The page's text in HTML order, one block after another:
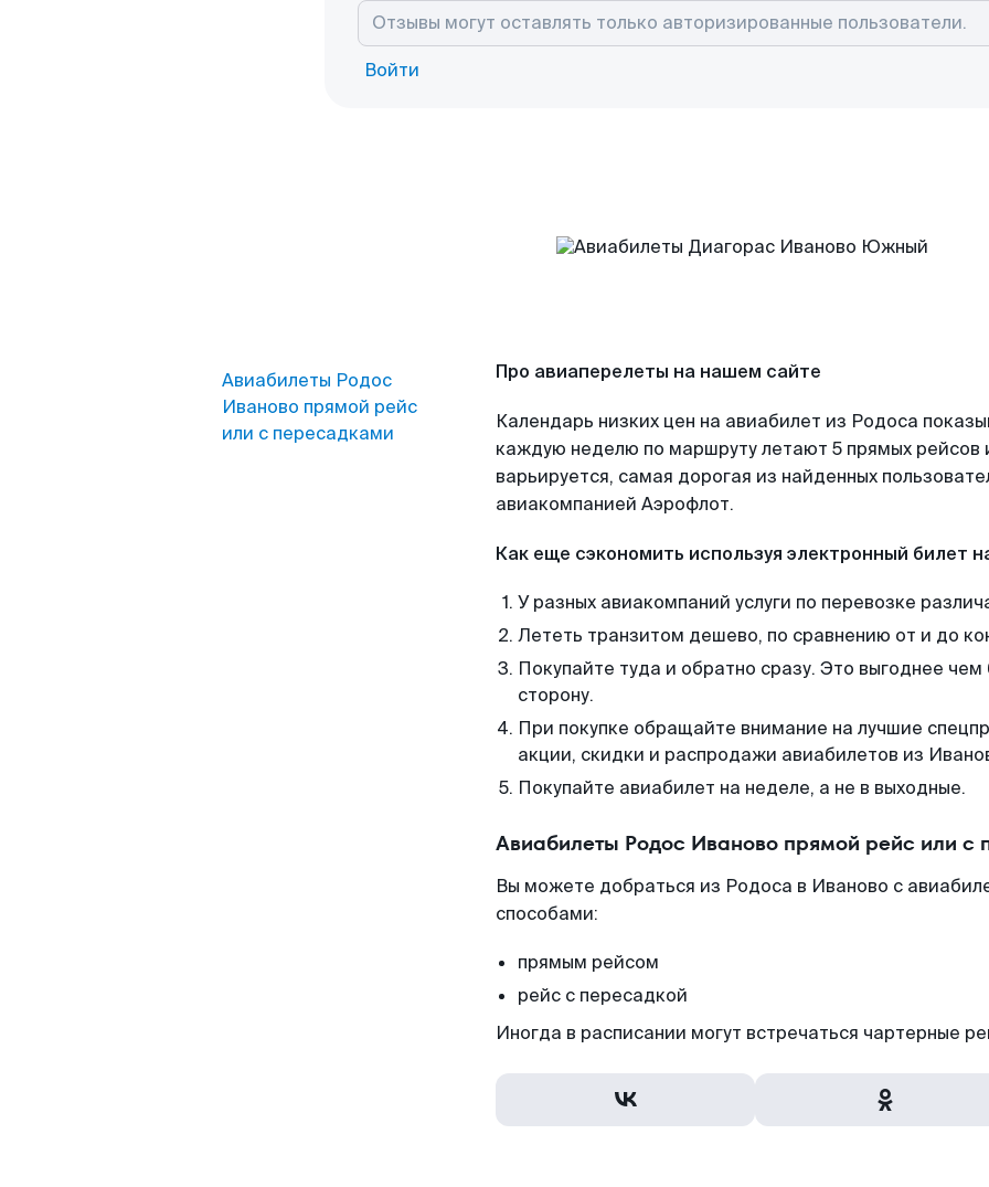
Войти
Авиабилеты Родос
Иваново прямой рейс
или с пересадками
Про авиаперелеты на нашем сайте
Календарь низких цен на авиабилет из Родоса
каждую неделю по маршруту летают 5 прямых рейсов
варьируется, самая дорогая из найденных
авиакомпанией Аэрофлот.
Как еще сэкономить используя электронный билет
У разных авиакомпаний услуги по перевозке
Лететь транзитом дешево, по сравнению от и до
Покупайте туда и обратно сразу. Это выгоднее
сторону.
При покупке обращайте внимание на лучшие
акции, скидки и распродажи авиабилетов из
Покупайте авиабилет на неделе, а не в выходные.
Авиабилеты Родос Иваново прямой рейс или с
Вы можете добраться из Родоса в Иваново с
способами:
прямым рейсом
рейс с пересадкой
Иногда в расписании могут встречаться чартерные